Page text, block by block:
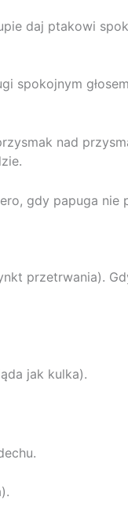
daj ptakowi
spokojnym
nad
gdy papuga nie
przetrwania).
jak kulka).